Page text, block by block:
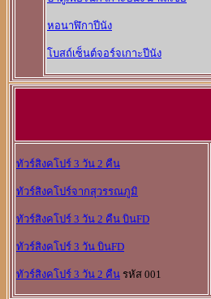
หอนาฬิกาปีนัง
โบสถ์เซ็นต์จอร์จเกาะปีนัง
ทัวร์สิงคโปร์ 3 วัน 2 คืน
ทัวร์สิงคโปร์จากสุวรรณภูมิ
ทัวร์สิงคโปร์ 3 วัน 2 คืน บินFD
ทัวร์สิงคโปร์ 3 วัน บินFD
ทัวร์สิงคโปร์ 3 วัน 2 คืน รหัส 001